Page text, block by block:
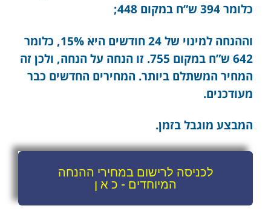
כלומר 394 ש”ח במקום 448;
וההנחה למינוי של 24 חודשים היא 15%, כלומר
642 ש”ח במקום 755. זו הנחה על הנחה, ולכן זה
המחיר המשתלם ביותר. המחירים החדשים כבר
מעודכנים.
המבצע מוגבל בזמן.
לכניסה לרישום במחירי ההנחה
המיוחדים - כ א ן